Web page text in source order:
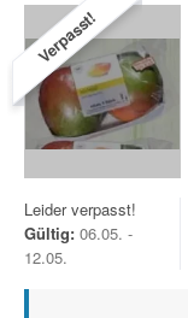
Verpasst!
Leider verpasst!
Gültig: 06.05. -
12.05.